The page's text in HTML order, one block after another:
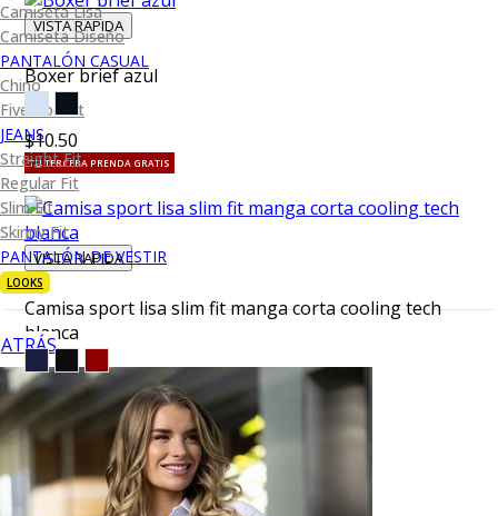
Camiseta Lisa
Camiseta Diseño
PANTALÓN CASUAL
Chino
Five Pocket
JEANS
Straight Fit
Regular Fit
Slim Fit
Skinny Fit
PANTALÓN DE VESTIR
LOOKS
ATRÁS
VISTA RAPIDA
Boxer brief azul
$10.50
TU TERCERA PRENDA GRATIS
VISTA RAPIDA
Camisa sport lisa slim fit manga corta cooling tech
blanca
$35.50
TU TERCERA PRENDA GRATIS
VISTA RAPIDA